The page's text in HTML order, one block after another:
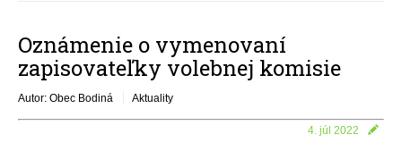
Oznámenie o vymenovaní
zapisovateľky volebnej komisie
Autor: Obec Bodiná Aktuality
4. júl 2022